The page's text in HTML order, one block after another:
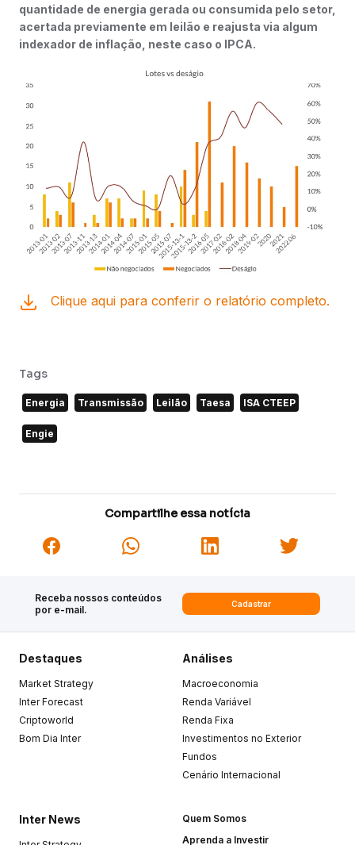
quantidade de energia gerada ou consumida pelo setor,
acertada previamente em leilão e reajusta via algum
indexador de inflação, neste caso o IPCA.
Clique aqui para conferir o relatório completo.
Tags
Energia Transmissão Leilão Taesa ISA CTEEP
Engie
Compartilhe essa notícia
Receba nossos conteúdos
por e-mail.
Cadastrar
Destaques
Market Strategy
Inter Forecast
Criptoworld
Bom Dia Inter
Análises
Macroeconomia
Renda Variável
Renda Fixa
Investimentos no Exterior
Fundos
Cenário Internacional
Inter News
Quem Somos
Aprenda a Investir